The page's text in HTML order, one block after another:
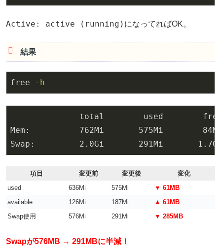
Active: active (running) になってればOK。
結果
free - h
total        used
Mem: 762Mi 575Mi 84
Swap: 2.0Gi 291Mi 1.7
項目 変更前 変更後
変化
used
636Mi 575Mi
▼ 61MB
available
126Mi 187Mi
▲ 61MB
Swap使用
576Mi 291Mi ▼ 285MB
Swapが576MB → 291MBに半減！